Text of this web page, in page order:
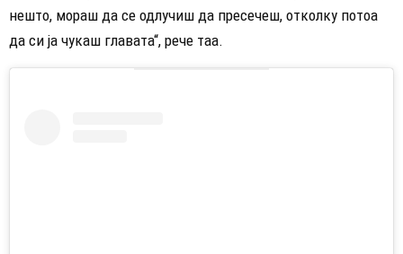
нешто, мораш да се одлучиш да пресечеш, отколку потоа
да си ја чукаш главата“, рече таа.